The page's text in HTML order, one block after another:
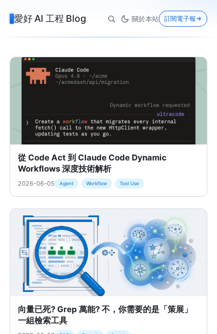
愛好 AI 工程 Blog 關於本站 訂閱電子報
從 Code Act 到 Claude Code Dynamic
Workflows 深度技術解析
2026-06-05 Agent Workflow Tool Use
向量已死? Grep 萬能? 不，你需要的是「策展」
一組檢索工具